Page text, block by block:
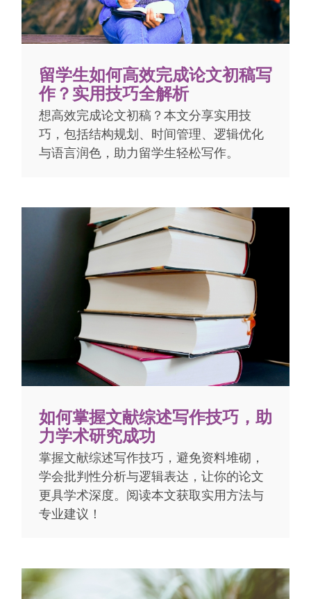
留学生如何高效完成论文初稿写
作？实用技巧全解析
想高效完成论文初稿？本文分享实用技
巧，包括结构规划、时间管理、逻辑优化
与语言润色，助力留学生轻松写作。
如何掌握文献综述写作技巧，助
力学术研究成功
掌握文献综述写作技巧，避免资料堆砌，
学会批判性分析与逻辑表达，让你的论文
更具学术深度。阅读本文获取实用方法与
专业建议！